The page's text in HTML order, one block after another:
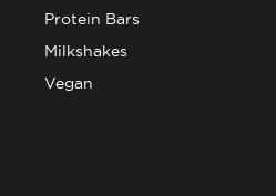
Protein Bars
Milkshakes
Vegan